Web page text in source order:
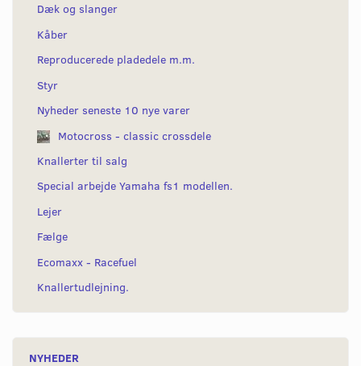
Dæk og slanger
Kåber
Reproducerede pladedele m.m.
Styr
Nyheder seneste 10 nye varer
Motocross - classic crossdele
Knallerter til salg
Special arbejde Yamaha fs1 modellen.
Lejer
Fælge
Ecomaxx - Racefuel
Knallertudlejning.
NYHEDER